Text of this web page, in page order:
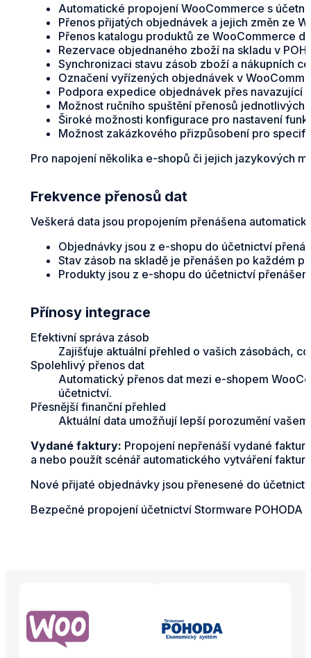
Automatické propojení WooCommerce s
Přenos přijatých objednávek a jejich změn ze
Přenos katalogu produktů ze WooCommerce
Rezervace objednaného zboží na skladu v
Synchronizaci stavu zásob zboží a nákupních
Označení vyřízených objednávek v
Podpora expedice objednávek přes navazující
Možnost ručního spuštění přenosů jednotlivých
Široké možnosti konfigurace pro nastavení
Možnost zakázkového přizpůsobení pro
Pro napojení několika e-shopů či jejich jazykových
Frekvence přenosů dat
Veškerá data jsou propojením přenášena
Objednávky jsou z e-shopu do účetnictví
Stav zásob na skladě je přenášen po každém
Produkty jsou z e-shopu do účetnictví
Přínosy integrace
Efektivní správa zásob
Zajišťuje aktuální přehled o vašich zásobách,
Spolehlivý přenos dat
Automatický přenos dat mezi e-shopem
účetnictví.
Přesnější finanční přehled
Aktuální data umožňují lepší porozumění
Vydané faktury: Propojení nepřenáší vydané
a nebo použít scénář automatického vytváření
Nové přijaté objednávky jsou přenesené do
Bezpečné propojení účetnictví Stormware